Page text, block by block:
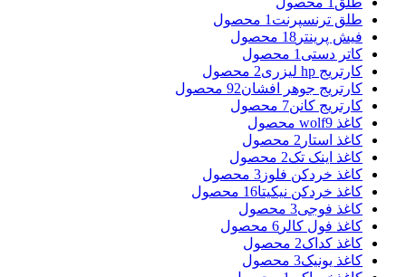
طلق ترنسپرنت 1 محصول
فیش پرینتر 18 محصول
کاتر دستی 1 محصول
کارتریج hp لیزری
2 محصول
کارتریج جوهر افشان92 محصول
کارتریج کانن7 محصول
کاغذ wolf 9 محصول
کاغذ استار 2 محصول
کاغذ اینک تک2 محصول
کاغذ خردکن فلوز 3 محصول
کاغذ خردکن نیکیتا16 محصول
کاغذ فوجی3 محصول
کاغذ فول کالر 6 محصول
کاغذ کداک2 محصول
کاغذ یونیک3 محصول